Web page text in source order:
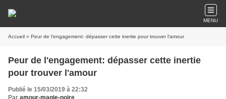
MENU
Accueil » Peur de l'engagement: dépasser cette inertie pour trouver l'amour
Peur de l'engagement: dépasser cette inertie
pour trouver l'amour
Publié le 15/03/2019 à 22:32
Par amour-magie-noire